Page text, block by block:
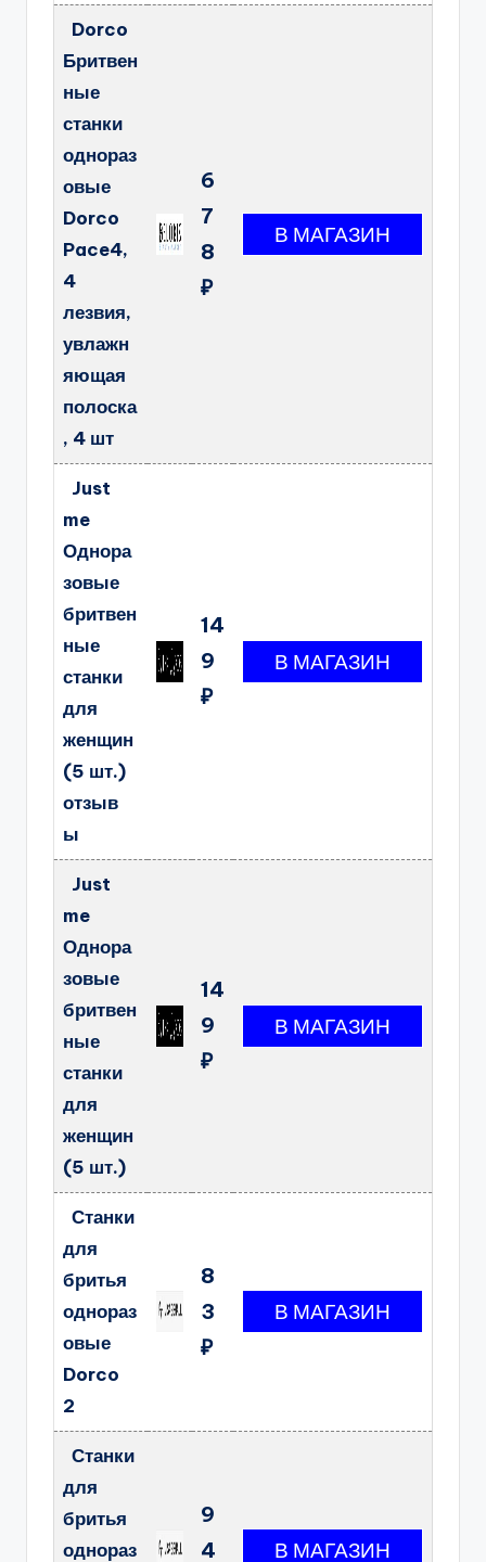
Dorco
Бритвен
ные
станки
однораз
овые
Dorco
Pace4,
4
лезвия,
увлажн
яющая
полоска
, 4 шт
6
7
8
₽
Just
me
Однора
зовые
бритвен
ные
станки
для
женщин
(5 шт.)
отзыв
ы
14
9
₽
Just
me
Однора
зовые
бритвен
ные
станки
для
женщин
(5 шт.)
14
9
₽
Станки
для
бритья
однораз
овые
Dorco
2
8
3
₽
Станки
для
бритья
однораз
9
4